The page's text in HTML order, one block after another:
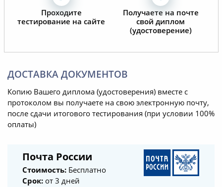
Проходите
тестирование на сайте
Получаете на почте
свой диплом
(удостоверение)
ДОСТАВКА ДОКУМЕНТОВ
Копию Вашего диплома (удостоверения) вместе с
протоколом вы получаете на свою электронную почту,
после сдачи итогового тестирования (при условии 100%
оплаты)
Почта России
Стоимость: Бесплатно
Срок: от 3 дней